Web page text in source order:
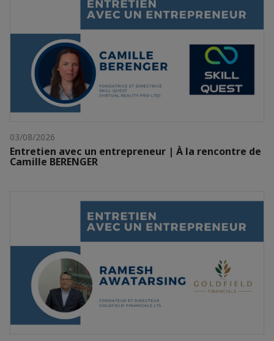
03/08/2026
Entretien avec un entrepreneur | À la rencontre de
Camille BERENGER